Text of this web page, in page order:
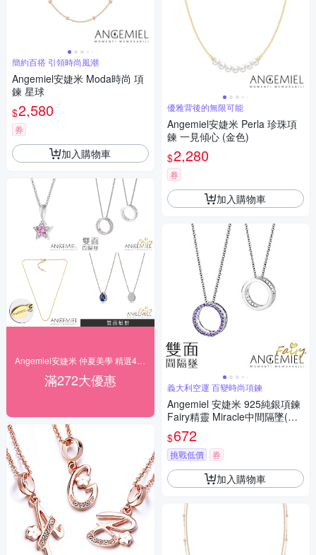
簡約百搭 引領時尚風潮
Angemiel安婕米 Moda時尚 項
鍊 星球
$2,580
券
加入購物車
滿272大優惠
優雅背後的無限可能
Angemiel安婕米 Perla 珍珠項
鍊 一見傾心 (金色)
$2,280
券
加入購物車
義大利空運 百變時尚項鍊
Angemiel 安婕米 925純銀項鍊
Fairy精靈 Miracle中間隔墜(紫
鑽.銀)
$672
挑戰低價 券
加入購物車